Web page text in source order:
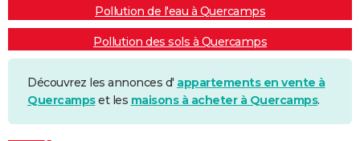
Pollution de l'eau à Quercamps
Pollution des sols à Quercamps
Découvrez les annonces d' appartements en vente à
Quercampset les maisons à acheter à Quercamps.